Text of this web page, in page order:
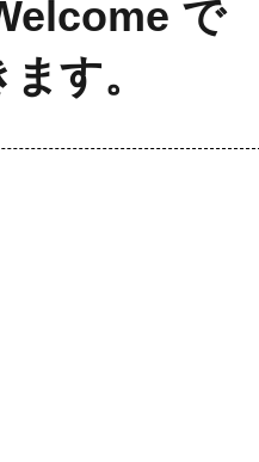
で
す。